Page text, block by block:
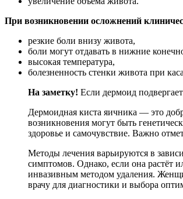
При возникновении осложнений
резкие боли внизу живота,
боли могут отдавать в нижние
высокая температура,
болезненность стенки живота при
На заметку! Если дермоид
Дермоидная киста яичника — это
возникновения могут быть
здоровье и самочувствие. Важно
Методы лечения варьируются в
симптомов. Однако, если она растёт
инвазивным методом удаления.
врачу для диагностики и выбора